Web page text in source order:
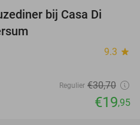
bij Casa Di
9.3 star
Regulier €30,70
€19,95